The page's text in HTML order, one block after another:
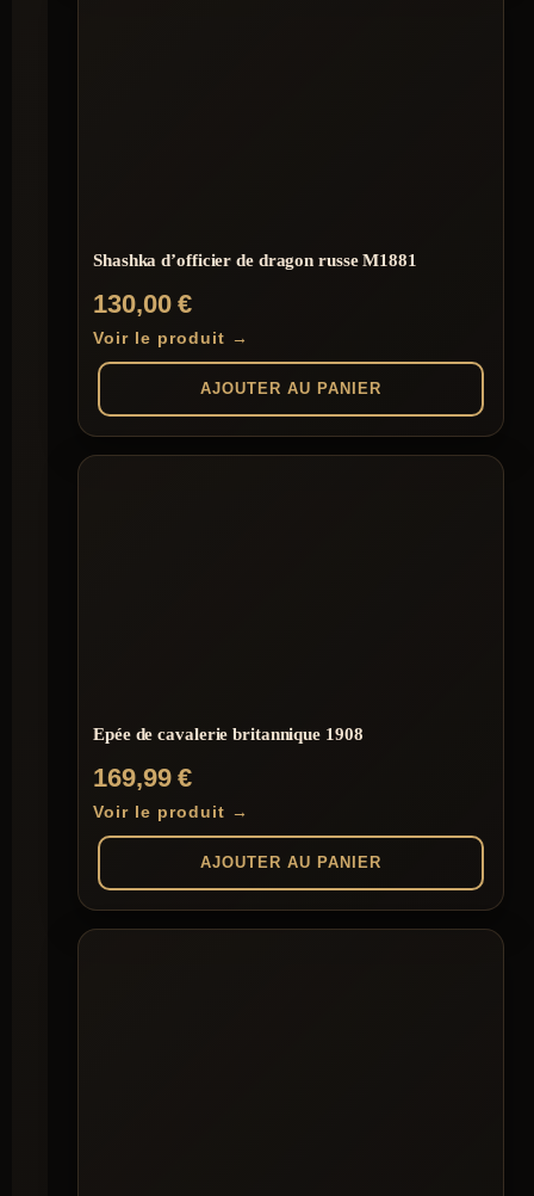
Shashka d’officier de dragon russe M1881
130,00€
Voir le produit →
AJOUTER AU PANIER
Epée de cavalerie britannique 1908
169,99€
Voir le produit →
AJOUTER AU PANIER